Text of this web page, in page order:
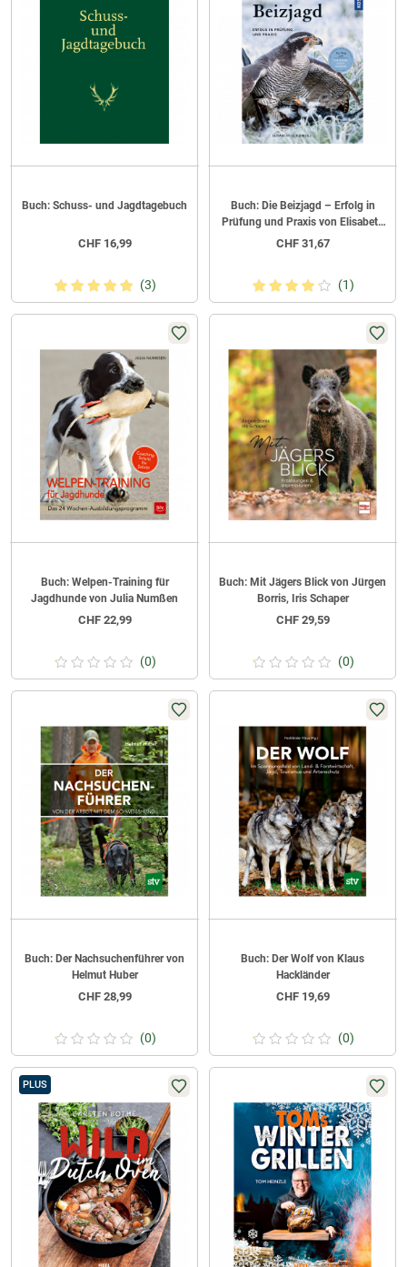
Buch: Schuss- und Jagdtagebuch
CHF16,99
(3)
Buch: Die Beizjagd – Erfolg in
Prüfung und Praxis von Elisabeth
Leix
CHF31,67
(1)
Buch: Welpen-Training für
Jagdhunde von Julia Numßen
CHF22,99
(0)
Buch: Mit Jägers Blick von Jürgen
Borris, Iris Schaper
CHF29,59
(0)
Buch: Der Nachsuchenführer von
Helmut Huber
CHF28,99
(0)
Buch: Der Wolf von Klaus
Hackländer
CHF19,69
(0)
PLUS